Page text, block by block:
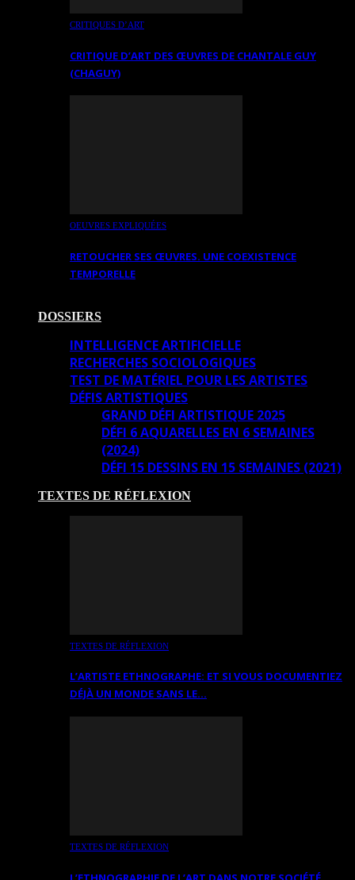
CRITIQUES D’ART
CRITIQUE D’ART DES ŒUVRES DE CHANTALE GUY
(CHAGUY)
OEUVRES EXPLIQUÉES
RETOUCHER SES ŒUVRES. UNE COEXISTENCE
TEMPORELLE
DOSSIERS
INTELLIGENCE ARTIFICIELLE
RECHERCHES SOCIOLOGIQUES
TEST DE MATÉRIEL POUR LES ARTISTES
DÉFIS ARTISTIQUES
GRAND DÉFI ARTISTIQUE 2025
DÉFI 6 AQUARELLES EN 6 SEMAINES
(2024)
DÉFI 15 DESSINS EN 15 SEMAINES (2021)
TEXTES DE RÉFLEXION
TEXTES DE RÉFLEXION
L’ARTISTE ETHNOGRAPHE: ET SI VOUS DOCUMENTIEZ
DÉJÀ UN MONDE SANS LE…
TEXTES DE RÉFLEXION